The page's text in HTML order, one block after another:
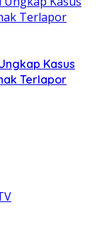
Kasus
Terlapor